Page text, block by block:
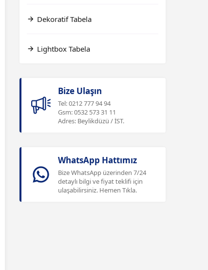
Dekoratif Tabela
Lightbox Tabela
Bize Ulaşın
Tel: 0212 777 94 94
Gsm: 0532 573 31 11
Adres: Beylikdüzü / İST.
WhatsApp Hattımız
Bize WhatsApp üzerinden 7/24
detaylı bilgi ve fiyat teklifi için
ulaşabilirsiniz. Hemen Tıkla.